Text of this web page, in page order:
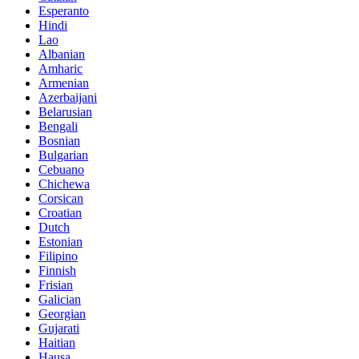
Esperanto
Hindi
Lao
Albanian
Amharic
Armenian
Azerbaijani
Belarusian
Bengali
Bosnian
Bulgarian
Cebuano
Chichewa
Corsican
Croatian
Dutch
Estonian
Filipino
Finnish
Frisian
Galician
Georgian
Gujarati
Haitian